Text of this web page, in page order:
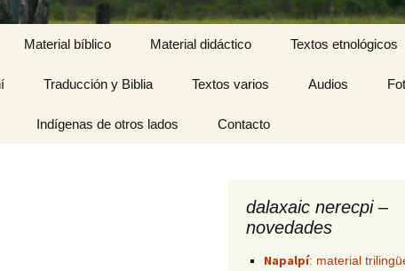
Material bíblico Material didáctico Textos etnológicos
Traducción y Biblia Textos varios Audios
Indígenas de otros lados Contacto
dalaxaic nerecpi –
novedades
Napalpí: material